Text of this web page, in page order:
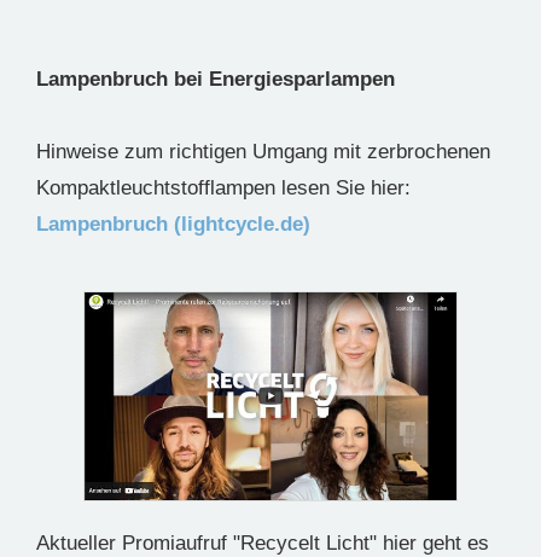
Lampenbruch bei Energiesparlampen
Hinweise zum richtigen Umgang mit zerbrochenen
Kompaktleuchtstofflampen lesen Sie hier:
Lampenbruch (lightcycle.de)
Aktueller Promiaufruf "Recycelt Licht" hier geht es